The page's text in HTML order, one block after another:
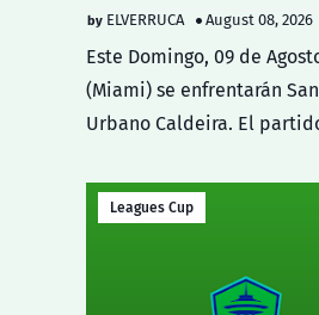
ELVERRUCA August 08, 2026
Este Domingo, 09 de
(Miami) se enfrentarán
Urbano Caldeira. El
Leagues Cup